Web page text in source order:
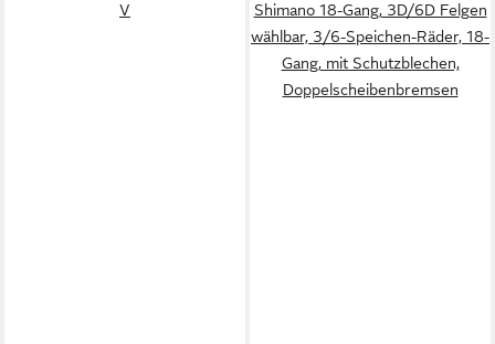
V
Shimano 18-Gang, 3D/6D Felgen
wählbar, 3/6-Speichen-Räder, 18-
Gang, mit Schutzblechen,
Doppelscheibenbremsen